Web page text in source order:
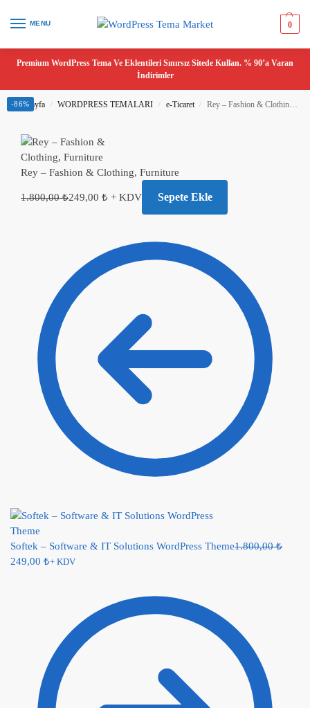
MENU 0
Premium WordPress Tema Ve Eklentileri Sınırsız Sitede Kullan. % 90’a Varan
İndirimler
Ana Sayfa / WORDPRESS TEMALARI / e-Ticaret / Rey – Fashion & Clothing, Furniture
Rey – Fashion & Clothing, Furniture
1.800,00₺249,00 ₺ + KDV Sepete Ekle
Softek – Software & IT Solutions WordPress Theme1.800,00₺
249,00 ₺+ KDV
-86%